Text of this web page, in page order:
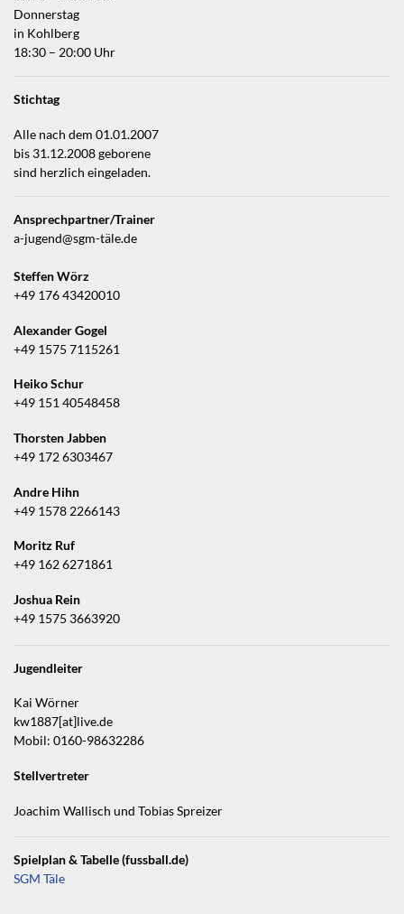
Donnerstag
in Kohlberg
18:30 – 20:00 Uhr
Stichtag
Alle nach dem 01.01.2007
bis 31.12.2008 geborene
sind herzlich eingeladen.
Ansprechpartner/Trainer
a-jugend@sgm-täle.de
Steffen Wörz
+49 176 43420010
Alexander Gogel
+49 1575 7115261
Heiko Schur
+49 151 40548458
Thorsten Jabben
+49 172 6303467
Andre Hihn
+49 1578 2266143
Moritz Ruf
+49 162 6271861
Joshua Rein
+49 1575 3663920
Jugendleiter
Kai Wörner
kw1887[at]live.de
Mobil: 0160-98632286
Stellvertreter
Joachim Wallisch und Tobias Spreizer
Spielplan & Tabelle (fussball.de)
SGM Täle